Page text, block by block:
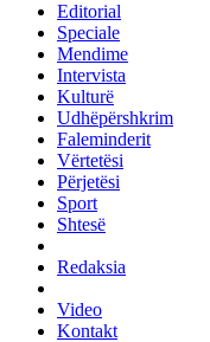
Editorial
Speciale
Mendime
Intervista
Kulturë
Udhëpërshkrim
Faleminderit
Vërtetësi
Përjetësi
Sport
Shtesë
Redaksia
Video
Kontakt